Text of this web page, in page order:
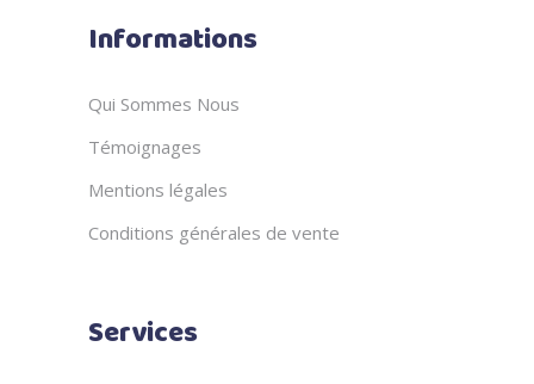
Informations
Qui Sommes Nous
Témoignages
Mentions légales
Conditions générales de vente
Services